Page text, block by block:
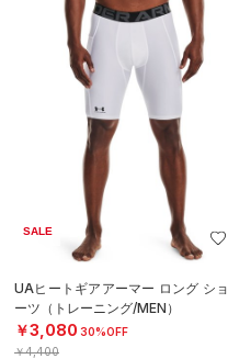
SALE
UAヒートギアアーマー ロング ショ
ーツ（トレーニング/MEN）
￥3,080 30%OFF
￥4,400